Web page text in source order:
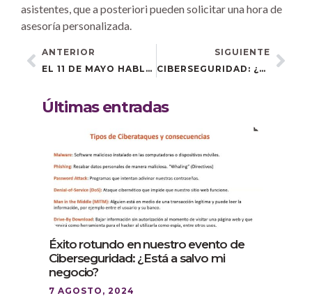
asistentes, que a posteriori pueden solicitar una hora de
asesoría personalizada.
ANTERIOR
EL 11 DE MAYO HABLAMOS DE MARKETING DIGITAL Y KIT DIGITAL EN MEDINA SIDONIA
SIGUIENTE
CIBERSEGURIDAD: ¿ESTÁ A SALVO MI EMPRESA?
Últimas entradas
Éxito rotundo en nuestro evento de
Ciberseguridad: ¿Está a salvo mi
negocio?
7 AGOSTO, 2024